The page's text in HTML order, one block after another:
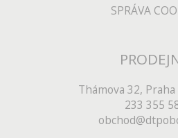
SPRÁVA
Thámova 32, Praha
233 355